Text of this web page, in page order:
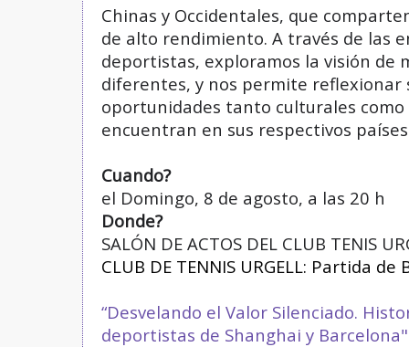
Chinas y Occidentales, que
de alto rendimiento. A través de las
deportistas, exploramos la visión de
diferentes, y nos permite reflexionar
oportunidades tanto culturales como
encuentran en sus respectivos
Cuando?
el Domingo, 8 de agosto, a las 20 h
Donde?
SALÓN DE ACTOS DEL CLUB TENIS
CLUB DE TENNIS URGELL: Partida
“Desvelando el Valor Silenciado.
deportistas de Shanghai y